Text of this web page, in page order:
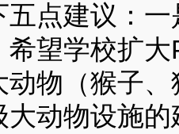
五点建议：
望学校扩大
动物（猴子
大动物设施